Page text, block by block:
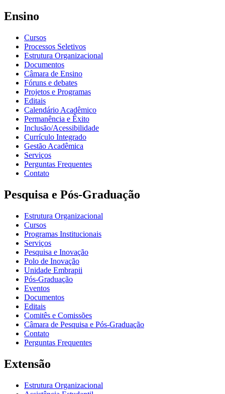
Ensino
Cursos
Processos Seletivos
Estrutura Organizacional
Documentos
Câmara de Ensino
Fóruns e debates
Projetos e Programas
Editais
Calendário Acadêmico
Permanência e Êxito
Inclusão/Acessibilidade
Currículo Integrado
Gestão Acadêmica
Serviços
Perguntas Frequentes
Contato
Pesquisa e Pós-Graduação
Estrutura Organizacional
Cursos
Programas Institucionais
Serviços
Pesquisa e Inovação
Polo de Inovação
Unidade Embrapii
Pós-Graduação
Eventos
Documentos
Editais
Comitês e Comissões
Câmara de Pesquisa e Pós-Graduação
Contato
Perguntas Frequentes
Extensão
Estrutura Organizacional